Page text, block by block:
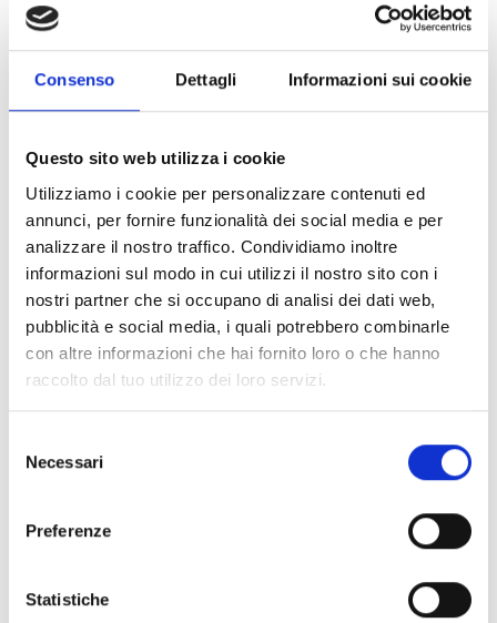
Consenso Dettagli Informazioni sui cookie
Questo sito web utilizza i cookie
Utilizziamo i cookie per personalizzare contenuti ed
annunci, per fornire funzionalità dei social media e per
analizzare il nostro traffico. Condividiamo inoltre
informazioni sul modo in cui utilizzi il nostro sito con i
nostri partner che si occupano di analisi dei dati web,
pubblicità e social media, i quali potrebbero combinarle
con altre informazioni che hai fornito loro o che hanno
raccolto dal tuo utilizzo dei loro servizi.
delNecessari
Preferenze
Statistiche